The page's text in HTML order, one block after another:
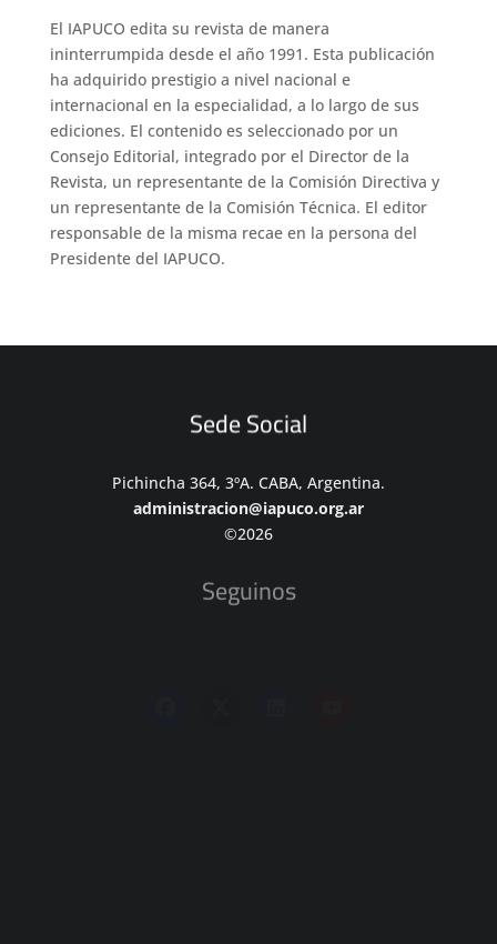
El IAPUCO edita su revista de manera
ininterrumpida desde el año 1991. Esta publicación
ha adquirido prestigio a nivel nacional e
internacional en la especialidad, a lo largo de sus
ediciones. El contenido es seleccionado por un
Consejo Editorial, integrado por el Director de la
Revista, un representante de la Comisión Directiva y
un representante de la Comisión Técnica. El editor
responsable de la misma recae en la persona del
Presidente del IAPUCO.
Sede Social
Pichincha 364, 3ºA. CABA, Argentina.
administracion@iapuco.org.ar
©2026
Seguinos